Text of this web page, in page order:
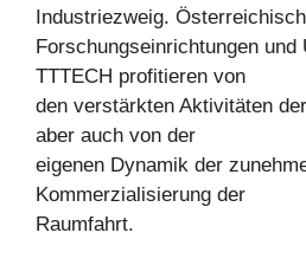
Industriezweig.
Forschungseinrichtungen und
TTTECH profitieren von
den verstärkten Aktivitäten
aber auch von der
eigenen Dynamik der
Kommerzialisierung der
Raumfahrt.